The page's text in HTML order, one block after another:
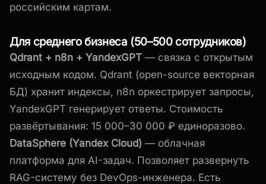
российским картам.
Для среднего бизнеса (50–500 сотрудников)
Qdrant + n8n + YandexGPT — связка с открытым
исходным кодом. Qdrant (open-source векторная
БД) хранит индексы, n8n оркестрирует запросы,
YandexGPT генерирует ответы. Стоимость
развёртывания: 15 000–30 000 ₽ единоразово.
DataSphere (Yandex Cloud) — облачная
платформа для AI-задач. Позволяет развернуть
RAG-систему без DevOps-инженера. Есть